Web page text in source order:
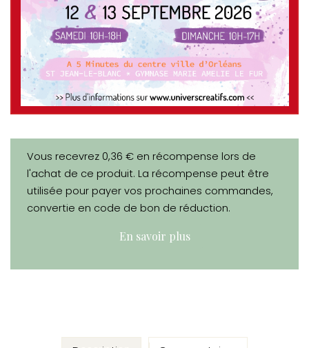
Vous recevrez 0,36 € en récompense lors de
l'achat de ce produit. La récompense peut être
utilisée pour payer vos prochaines commandes,
convertie en code de bon de réduction.
En savoir plus